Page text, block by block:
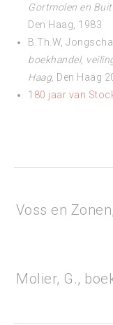
Gortmolen en
Den Haag, 1983
B.Th.W,
boekhandel,
Haag, Den Haag
180 jaar van
navigation
Voss en
Molier, G.,